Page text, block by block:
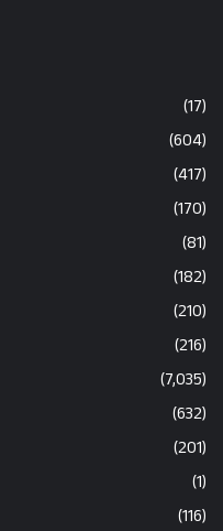
(17)
(604)
(417)
(170)
(81)
(182)
(210)
(216)
(7,035)
(632)
(201)
(1)
(116)